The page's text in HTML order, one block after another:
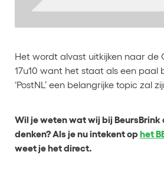
Het wordt alvast uitkijken naar de
17u10 want het staat als een paal
‘PostNL’ een belangrijke topic zal
Wil je weten wat wij bij BeursBrink
denken? Als je nu intekent ophet
weet je het direct.